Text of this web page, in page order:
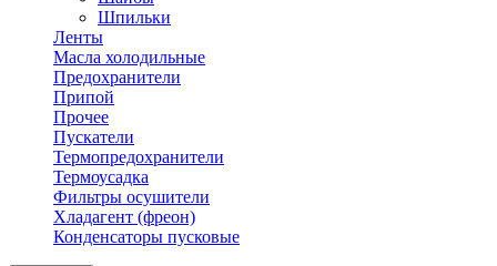
Шпильки
Ленты
Масла холодильные
Предохранители
Припой
Прочее
Пускатели
Термопредохранители
Термоусадка
Фильтры осушители
Хладагент (фреон)
Конденсаторы пусковые